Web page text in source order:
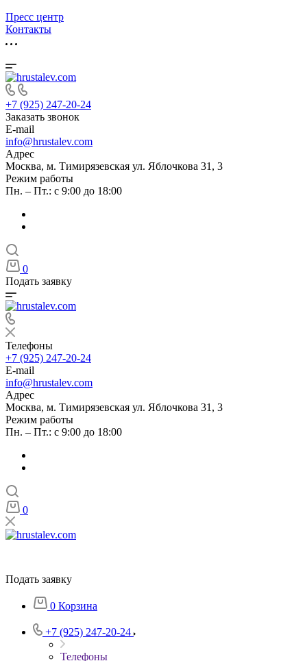
Пресс центр
Контакты
+7 (925) 247-20-24
Заказать звонок
E-mail
info@hrustalev.com
Адрес
Москва, м. Тимирязевская ул. Яблочкова 31, 3
Режим работы
Пн. – Пт.: с 9:00 до 18:00
0
Подать заявку
Телефоны
+7 (925) 247-20-24
E-mail
info@hrustalev.com
Адрес
Москва, м. Тимирязевская ул. Яблочкова 31, 3
Режим работы
Пн. – Пт.: с 9:00 до 18:00
0
Подать заявку
0 Корзина
+7 (925) 247-20-24
Телефоны